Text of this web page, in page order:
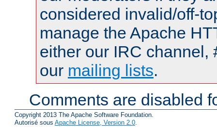
considered invalid/off-
manage the Apache
either our IRC channel,
our mailing lists.
Comments are disabled
Copyright 2013 The Apache Software Foundation.
Autorisé sous Apache License, Version 2.0